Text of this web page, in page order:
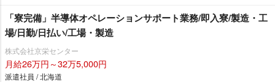
「寮完備」半導体オペレーションサポート業務/即入寮/製造・工
場/日勤/日払い/工場・製造
株式会社京栄センター
月給26万円～32万5,000円
派遣社員 / 北海道